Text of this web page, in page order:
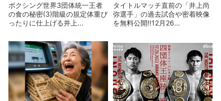
ボクシング世界3団体統一王者
の食の秘密(3)階級の規定体重ぴ
ったりに仕上げる井上...
タイトルマッチ直前の「井上尚
弥選手」の過去試合や密着映像
を無料公開!!12月26...